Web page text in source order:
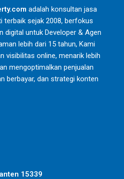
adalah konsultan jasa
terbaik sejak 2008, berfokus
digital untuk Developer & Agen
lebih dari 15 tahun, Kami
visibilitas online, menarik lebih
mengoptimalkan penjualan
berbayar, dan strategi konten
15339